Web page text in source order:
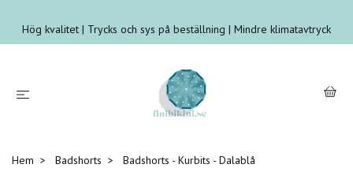
Hög kvalitet | Trycks och sys på beställning | Mindre klimatavtryck
Hem Badshorts Badshorts - Kurbits - Dalablå